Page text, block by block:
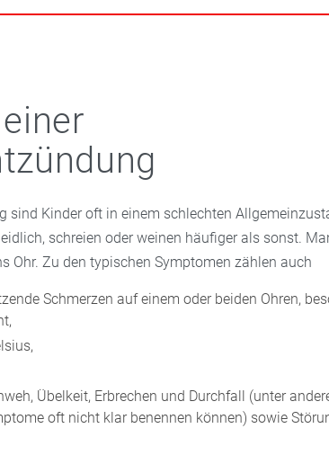
Die Belüftung des Innenohrs funktioniert nicht
eine typische Erkrankung in der Badesaison.
sind Kinder oft in einem schlechten
schreien oder weinen häufiger als sonst.
Ohr. Zu den typischen Symptomen zählen auch
Schmerzen auf einem oder beiden Ohren,
Übelkeit, Erbrechen und Durchfall (unter
oft nicht klar benennen können) sowie